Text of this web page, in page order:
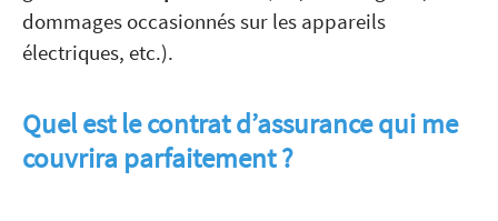
dommages occasionnés sur les appareils
électriques, etc.).
Quel est le contrat d’assurance qui me
couvrira parfaitement ?